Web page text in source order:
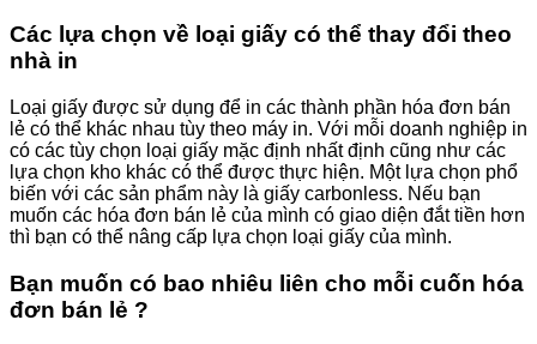
Các lựa chọn về loại giấy có thể thay đổi theo
nhà in
Loại giấy được sử dụng để in các thành phần hóa đơn bán
lẻ có thể khác nhau tùy theo máy in. Với mỗi doanh nghiệp in
có các tùy chọn loại giấy mặc định nhất định cũng như các
lựa chọn kho khác có thể được thực hiện. Một lựa chọn phổ
biến với các sản phẩm này là giấy carbonless. Nếu bạn
muốn các hóa đơn bán lẻ của mình có giao diện đắt tiền hơn
thì bạn có thể nâng cấp lựa chọn loại giấy của mình.
Bạn muốn có bao nhiêu liên cho mỗi cuốn hóa
đơn bán lẻ ?